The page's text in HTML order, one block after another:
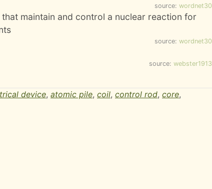
source: wordnet30
maintain and control a nuclear reaction for
source: wordnet30
source: webster1913
device, atomic pile, coil, control rod, core,